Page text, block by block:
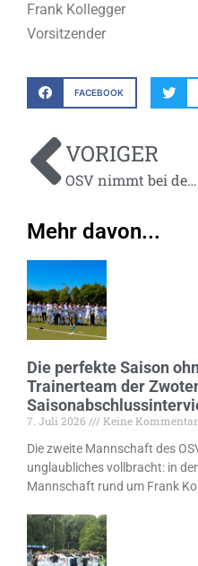
Frank Kollegger
Vorsitzender
FACEBOOK
VORIGER
OSV nimmt bei der „Aktion Wunscherfüller“ der Stadtwerke Meerbusch teil
Mehr davon...
Die perfekte Saison
Trainerteam der
7. Juli 2026
Keine
Die zweite Mannschaft des
unglaubliches vollbracht: in
Mannschaft rund um Frank